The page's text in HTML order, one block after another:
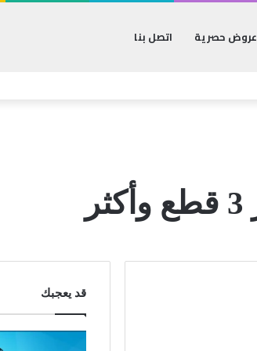
عروض حصرية اتصل بنا
قد يعجبك